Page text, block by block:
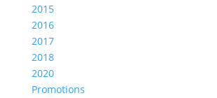
2015
2016
2017
2018
2020
Promotions